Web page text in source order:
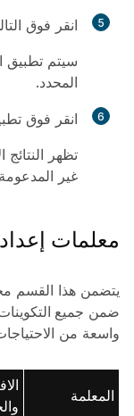
5 انقر فوق
سيتم تطبيق
المحدد.
6 انقر فوق
تظهر
غير
معلمات
يتضمن هذا القسم
ضمن جميع
واسعة من
المعلمة